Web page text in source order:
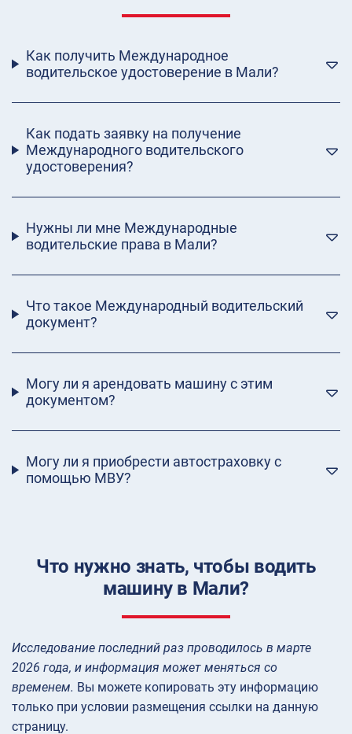
Как получить Международное
водительское удостоверение в Мали?
Как подать заявку на получение
Международного водительского
удостоверения?
Нужны ли мне Международные
водительские права в Мали?
Что такое Международный водительский
документ?
Могу ли я арендовать машину с этим
документом?
Могу ли я приобрести автостраховку с
помощью МВУ?
Что нужно знать, чтобы водить
машину в Мали?
Исследование последний раз проводилось в марте
2026 года, и информация может меняться со
временем. Вы можете копировать эту информацию
только при условии размещения ссылки на данную
страницу.